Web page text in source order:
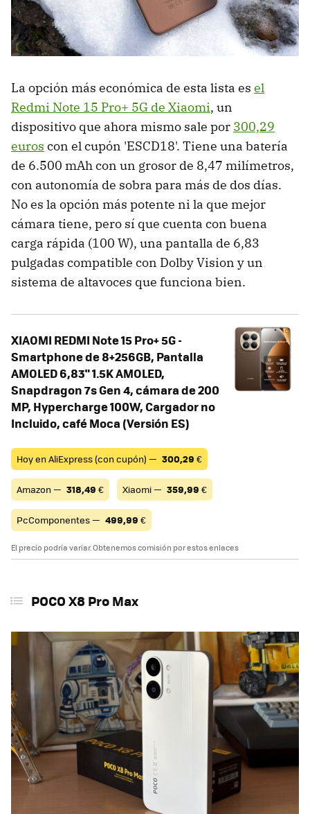
La opción más económica de esta lista es el
Redmi Note 15 Pro+ 5G de Xiaomi, un
dispositivo que ahora mismo sale por 300,29
euros con el cupón 'ESCD18'. Tiene una batería
de 6.500 mAh con un grosor de 8,47 milímetros,
con autonomía de sobra para más de dos días.
No es la opción más potente ni la que mejor
cámara tiene, pero sí que cuenta con buena
carga rápida (100 W), una pantalla de 6,83
pulgadas compatible con Dolby Vision y un
sistema de altavoces que funciona bien.
XIAOMI REDMI Note 15 Pro+ 5G -
Smartphone de 8+256GB, Pantalla
AMOLED 6,83" 1.5K AMOLED,
Snapdragon 7s Gen 4, cámara de 200
MP, Hypercharge 100W, Cargador no
Incluido, café Moca (Versión ES)
Hoy en AliExpress (con cupón) — 300,29 €
Amazon — 318,49 € Xiaomi — 359,99 €
PcComponentes — 499,99 €
El precio podría variar. Obtenemos comisión por estos enlaces
POCO X8 Pro Max